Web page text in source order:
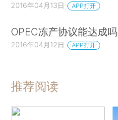
2016年04月13日 APP打开
OPEC冻产协议能达成吗
2016年04月12日 APP打开
推荐阅读